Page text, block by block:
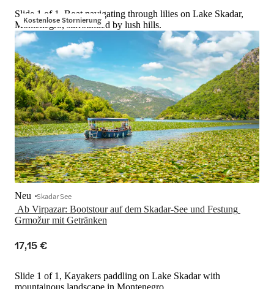
Kostenlose Stornierung
Slide 1 of 1, Boat navigating through lilies on Lake Skadar,
Montenegro, surrounded by lush hills.
Ab Virpazar: Bootstour auf dem Skadar-See und Festung
Neu Skadar See
17,15 €
Slide 1 of 1, Kayakers paddling on Lake Skadar with
mountainous landscape in Montenegro.